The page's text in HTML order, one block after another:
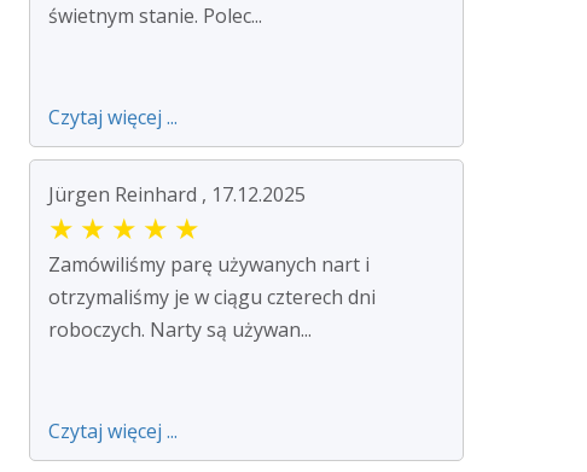
świetnym stanie. Polec...
Czytaj więcej ...
Jürgen Reinhard , 17.12.2025
★ ★ ★ ★ ★
Zamówiliśmy parę używanych nart i
otrzymaliśmy je w ciągu czterech dni
roboczych. Narty są używan...
Czytaj więcej ...